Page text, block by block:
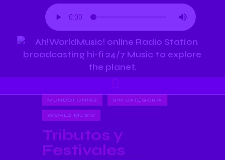
MUNDOFONÍAS SIN CATEGORÍA
WORLD MUSIC
Tributos y
Festivales